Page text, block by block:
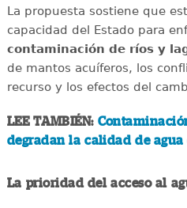
La propuesta sostiene que
capacidad del Estado para
contaminación de ríos y
de mantos acuíferos, los
recurso y los efectos del
LEE TAMBIÉN:
degradan la calidad de
La prioridad del acceso al